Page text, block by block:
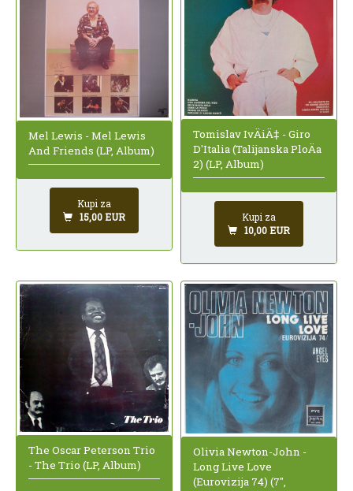
Mel Lewis - Mel Lewis
And Friends (LP, Album)
Kupi za
15,00 EUR
Tomislav IvÄiÄ‡ - Giro
D'Italia (Talijanska PloÄa
2) (LP, Album)
Kupi za
10,00 EUR
The Oscar Peterson Trio
- The Trio (LP, Album)
Olivia Newton-John -
Long Live Love
(Eurovizija 74) (7",